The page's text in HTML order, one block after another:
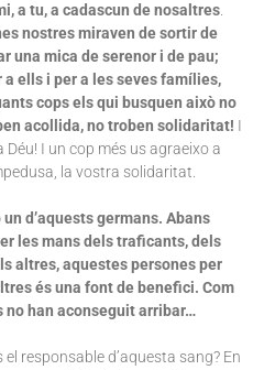
a tu, a cadascun de nosaltres.
nostres miraven de sortir de
una mica de serenor i de pau;
ells i per a les seves famílies,
cops els qui busquen això no
acollida, no troben solidaritat! I
Déu! I un cop més us agraeixo a
la vostra solidaritat.
d’aquests germans. Abans
les mans dels traficants, dels
altres, aquestes persones per
és una font de benefici. Com
no han aconseguit arribar…
el responsable d’aquesta sang? En